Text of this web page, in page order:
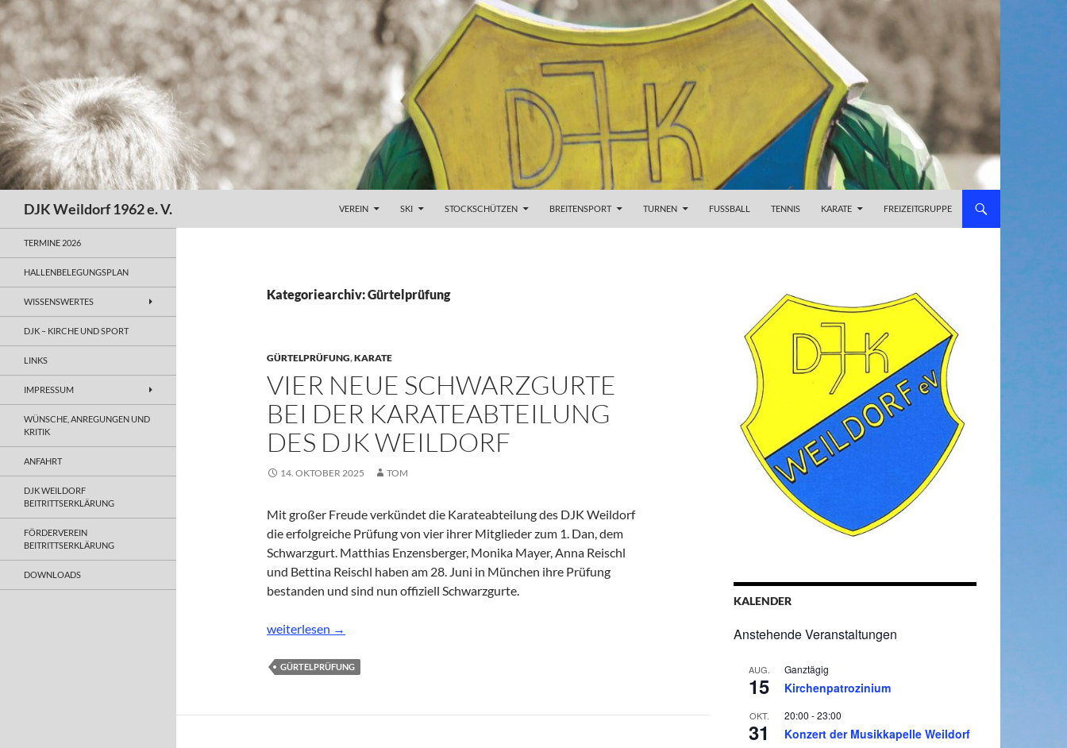
Zum
Inhalt
springen
DJK Weildorf 1962 e. V. VEREIN SKI STOCKSCHÜTZEN BREITENSPORT TURNEN FUSSBALL TENNIS KARATE FREIZEITGRUPPE
Kategoriearchiv: Gürtelprüfung
GÜRTELPRÜFUNG,KARATE
VIER NEUE SCHWARZGURTE
BEI DER KARATEABTEILUNG
DES DJK WEILDORF
14. OKTOBER 2025 TOM
Mit großer Freude verkündet die Karateabteilung des DJK Weildorf
die erfolgreiche Prüfung von vier ihrer Mitglieder zum 1. Dan, dem
Schwarzgurt. Matthias Enzensberger, Monika Mayer, Anna Reischl
und Bettina Reischl haben am 28. Juni in München ihre Prüfung
bestanden und sind nun offiziell Schwarzgurte.
Vier neue Schwarzgurte bei der Karateabteilung des DJK Weildorf
weiterlesen →
GÜRTELPRÜFUNG
KALENDER
Anstehende Veranstaltungen
AUG.
15
Ganztägig
Kirchenpatrozinium
OKT.
31
20:00 -23:00
Konzert der Musikkapelle Weildorf
TERMINE 2026
HALLENBELEGUNGSPLAN
WISSENSWERTES
DJK – KIRCHE UND SPORT
LINKS
IMPRESSUM
WÜNSCHE, ANREGUNGEN UND
KRITIK
ANFAHRT
DJK WEILDORF
BEITRITTSERKLÄRUNG
FÖRDERVEREIN
BEITRITTSERKLÄRUNG
DOWNLOADS